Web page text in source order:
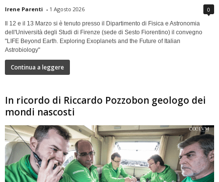
Irene Parenti - 1 Agosto 2026 0
Il 12 e il 13 Marzo si è tenuto presso il Dipartimento di Fisica e Astronomia
dell'Università degli Studi di Firenze (sede di Sesto Fiorentino) il convegno
"LIFE Beyond Earth. Exploring Exoplanets and the Future of Italian
Astrobiology"
Continua a leggere
In ricordo di Riccardo Pozzobon geologo dei
mondi nascosti